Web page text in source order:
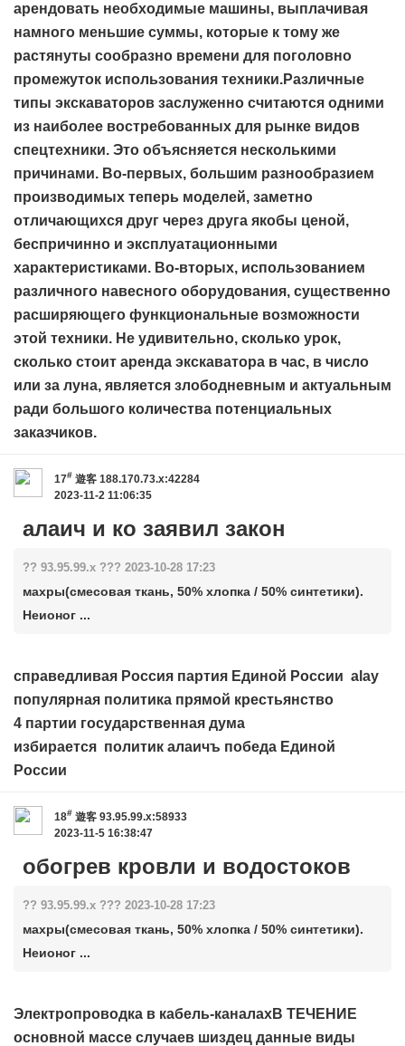
арендовать необходимые машины, выплачивая
намного меньшие суммы, которые к тому же
растянуты сообразно времени для поголовно
промежуток использования техники.Различные
типы экскаваторов заслуженно считаются одними
из наиболее востребованных для рынке видов
спецтехники. Это объясняется несколькими
причинами. Во-первых, большим разнообразием
производимых теперь моделей, заметно
отличающихся друг через друга якобы ценой,
беспричинно и эксплуатационными
характеристиками. Во-вторых, использованием
различного навесного оборудования, существенно
расширяющего функциональные возможности
этой техники. Не удивительно, сколько урок,
сколько стоит аренда экскаватора в час, в число
или за луна, является злободневным и актуальным
ради большого количества потенциальных
заказчиков.
17# 遊客 188.170.73.x:42284
2023-11-2 11:06:35
алаич и ко заявил закон
?? 93.95.99.x ??? 2023-10-28 17:23
махры(смесовая ткань, 50% хлопка / 50% синтетики).
Неионог ...
справедливая Россия партия Единой России alay
популярная политика прямой крестьянство
4 партии государственная дума
избирается политик алаичъ победа Единой
России
18# 遊客 93.95.99.x:58933
2023-11-5 16:38:47
обогрев кровли и водостоков
?? 93.95.99.x ??? 2023-10-28 17:23
махры(смесовая ткань, 50% хлопка / 50% синтетики).
Неионог ...
Электропроводка в кабель-каналахВ ТЕЧЕНИЕ
основной массе случаев шиздец данные виды